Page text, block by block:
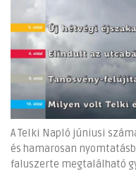
A Telki Napló júniusi
és hamarosan
faluszerte megtalálható